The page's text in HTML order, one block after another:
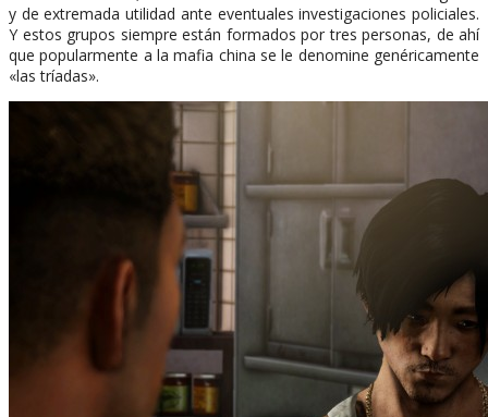
y de extremada utilidad ante eventuales investigaciones policiales.
Y estos grupos siempre están formados por tres personas, de ahí
que popularmente a la mafia china se le denomine genéricamente
«las tríadas».